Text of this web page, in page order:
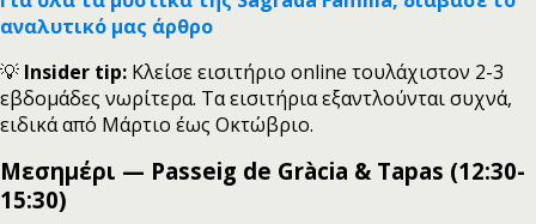
αναλυτικό μας άρθρο
💡 Insider tip: Κλείσε εισιτήριο online τουλάχιστον 2-3
εβδομάδες νωρίτερα. Τα εισιτήρια εξαντλούνται συχνά,
ειδικά από Μάρτιο έως Οκτώβριο.
Μεσημέρι — Passeig de Gràcia & Tapas (12:30-
15:30)